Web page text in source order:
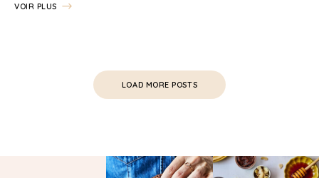
VOIR PLUS
LOAD MORE POSTS